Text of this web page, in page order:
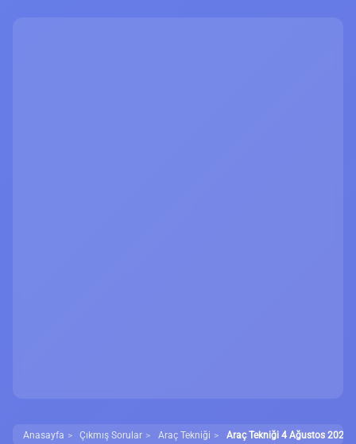
Anasayfa Çıkmış Sorular Araç Tekniği Araç Tekniği 4 Ağustos 2022